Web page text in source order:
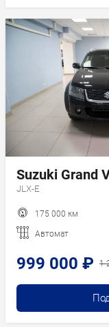
Suzuki Grand
JLX-E
175 000 км
Автомат
999 000 ₽ 1